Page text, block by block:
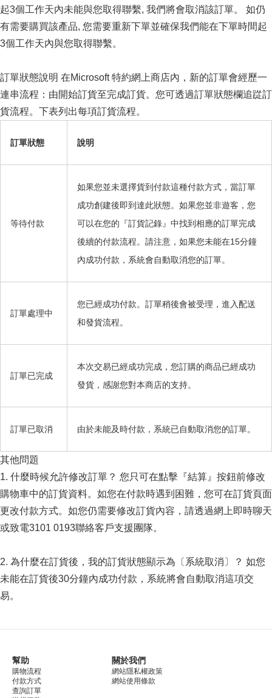
起3個工作天內未能與您取得聯繫, 我們將會取消該訂單。 如仍
有需要購買該產品, 您需要重新下單並確保我們能在下單時間起
3個工作天內與您取得聯繫。
訂單狀態說明 在Microsoft 特約網上商店內，新的訂單會經歷一
連串流程：由開始訂貨至完成訂貨。您可透過訂單狀態欄追踨訂
貨流程。下表列出每項訂貨流程。
訂單狀態 說明
等待付款
如果您並未選擇貨到付款這種付款方式，當訂單
成功創建後即到達此狀態。如果您並非遊客，您
可以在您的『訂貨記錄』中找到相應的訂單完成
後續的付款流程。請注意，如果您未能在15分鐘
內成功付款，系統會自動取消您的訂單。
訂單處理中
您已經成功付款。訂單稍後會被受理，進入配送
和發貨流程。
訂單已完成
本次交易已經成功完成，您訂購的商品已經成功
發貨，感謝您對本商店的支持。
訂單已取消 由於未能及時付款，系統已自動取消您的訂單。
其他問題
1. 什麼時候允許修改訂單？ 您只可在點擊『結算』按鈕前修改
購物車中的訂貨資料。如您在付款時遇到困難，您可在訂貨頁面
更改付款方式。如您仍需要修改訂貨內容，請透過網上即時聊天
或致電3101 0193聯絡客戶支援團隊。
2. 為什麼在訂貨後，我的訂貨狀態顯示為〔系統取消〕？ 如您
未能在訂貨後30分鐘內成功付款，系統將會自動取消這項交
易。
幫助
購物流程
付款方式
查詢訂單
關於我們
網站隱私權政策
網站使用條款